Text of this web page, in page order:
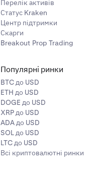
Перелік активів
Статус Kraken
Центр підтримки
Скарги
Breakout Prop Trading
Популярні ринки
BTC до USD
ETH до USD
DOGE до USD
XRP до USD
ADA до USD
SOL до USD
LTC до USD
Всі криптовалютні ринки